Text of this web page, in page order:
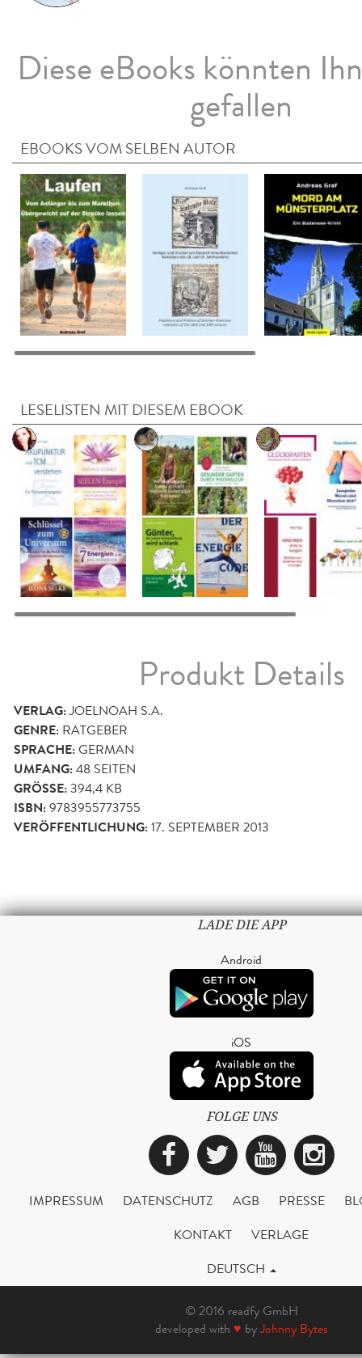
Diese eBooks könnten
gefallen
EBOOKS VOM SELBEN AUTOR
LESELISTEN MIT DIESEM EBOOK
Produkt Details
VERLAG:JOELNOAH S.A.
GENRE: RATGEBER
SPRACHE:GERMAN
UMFANG:48 SEITEN
GRÖSSE: 394,4 KB
ISBN:9783955773755
VERÖFFENTLICHUNG:17. SEPTEMBER 2013
LADE DIE APP
Android
iOS
FOLGE UNS
Facebook
Twitter
IMPRESSUM DATENSCHUTZ AGB PRESSE
KONTAKT
VERLAGE
DEUTSCH
© 2016 readfy GmbH
developed with ♥ byJohnny Bytes